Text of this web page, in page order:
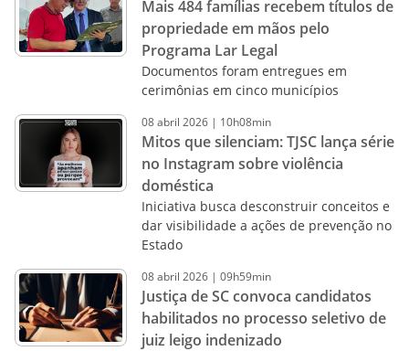
Mais 484 famílias recebem títulos de
propriedade em mãos pelo
Programa Lar Legal
Documentos foram entregues em
cerimônias em cinco municípios
08abril 2026 | 10h08min
Mitos que silenciam: TJSC lança série
no Instagram sobre violência
doméstica
Iniciativa busca desconstruir conceitos e
dar visibilidade a ações de prevenção no
Estado
08abril 2026 | 09h59min
Justiça de SC convoca candidatos
habilitados no processo seletivo de
juiz leigo indenizado